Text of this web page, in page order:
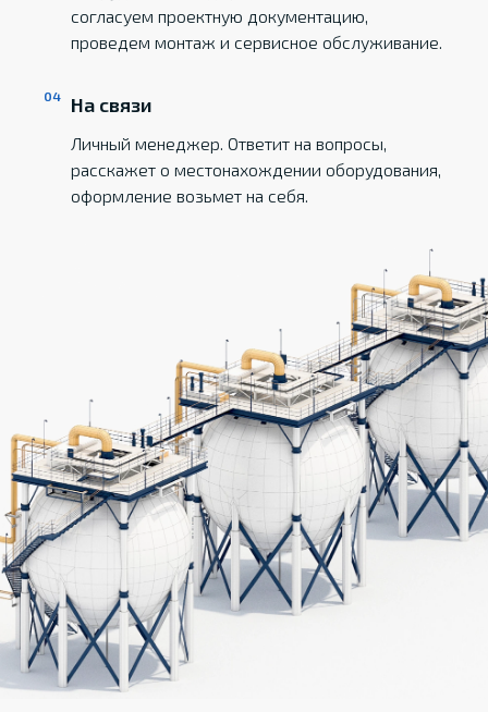
согласуем проектную документацию,
проведем монтаж и сервисное обслуживание.
На связи
Личный менеджер. Ответит на вопросы,
расскажет о местонахождении оборудования,
оформление возьмет на себя.